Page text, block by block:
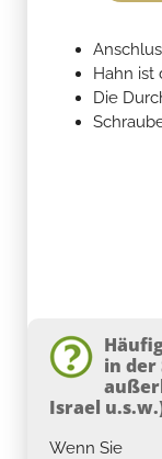
Hahn ist
Die
in der
Israel
Wenn Sie